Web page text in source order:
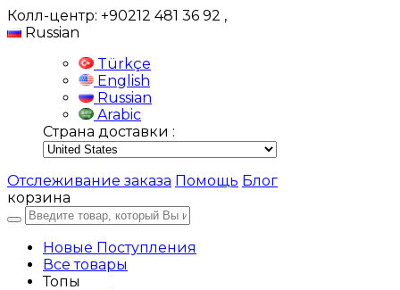
Колл-центр: +90212 481 36 92 ,
Russian
Türkçe
English
Russian
Arabic
Страна доставки :
Отслеживание заказа Помощь Блог
корзина
Новые Поступления
Все товары
Топы